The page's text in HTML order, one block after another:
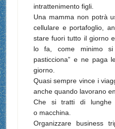
intrattenimento figli.
Una mamma non potrà
cellulare e portafoglio,
stare fuori tutto il giorno
lo fa, come minimo si
pasticciona” e ne paga
giorno.
Quasi sempre vince i
anche quando lavorano
Che si tratti di
o macchina.
Organizzare business